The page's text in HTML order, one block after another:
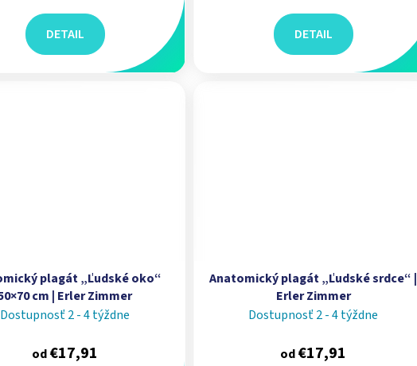
DETAIL DETAIL
plagát „Ľudské oko“
cm | Erler Zimmer
Dostupnosť 2 - 4 týždne
od€17,91
Anatomický plagát „Ľudské srdce“ |
Erler Zimmer
Dostupnosť 2 - 4 týždne
od€17,91